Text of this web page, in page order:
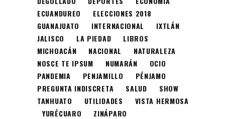
ECUANDUREO
ELECCIONES 2018
GUANAJUATO
INTERNACIONAL
IXTLÁN
JALISCO
LA PIEDAD
LIBROS
MICHOACÁN
NACIONAL
NATURALEZA
NOSCE TE IPSUM
NUMARÁN
OCIO
PANDEMIA
PENJAMILLO
PÉNJAMO
PREGUNTA INDISCRETA
SALUD
SHOW
TANHUATO
UTILIDADES
VISTA HERMOSA
YURÉCUARO
ZINÁPARO